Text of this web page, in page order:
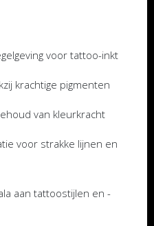
voor tattoo-inkt
krachtige pigmenten
van kleurkracht
voor strakke lijnen en
aan tattoostijlen en -